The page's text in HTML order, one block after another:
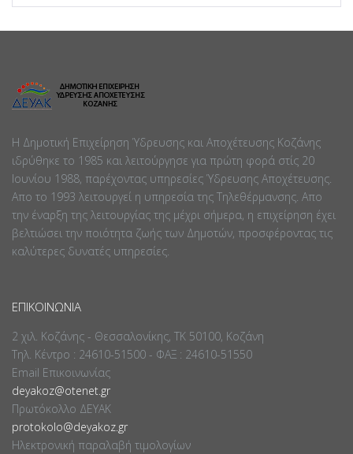
Η Δημοτική Επιχείρηση Ύδρευσης και Αποχέτευσης Κοζάνης
ιδρύθηκε το 1985 και λειτούργησε για πρώτη φορά στίς 20
Ιουνίου 1988, παρέχοντας υπηρεσίες Ύδρευσης Αποχέτευσης.
Απο το 1993 λειτουργεί η υπηρεσία της Τηλεθέρμανσης. Απο
την έναρξη της λειτουργίας της μέχρι σήμερα, η επιχείρηση έχει
βελτιώσει την ποιότητα ζωής των Δημοτών, προσφέροντας τις
καλύτερες δυνατές υπηρεσίες.
ΕΠΙΚΟΙΝΩΝΊΑ
2 χιλ. Κοζάνης - Θεσσαλονίκης, ΤΚ 50100, Κοζάνη
Τηλ. Κέντρο : 24610-51500 - ΦΑΞ : 24610-51550
Email Επικοινωνίας
deyakoz@otenet.gr
Πρωτόκολλο ΔΕΥΑΚ
protokolo@deyakoz.gr
Ηλεκτρονική παραλαβή τιμολογίων